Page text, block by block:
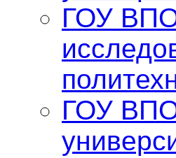
ГОУ
ГОУ ВПО